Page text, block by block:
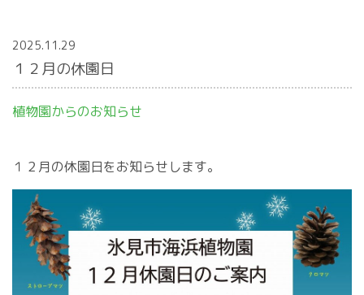
2025.11.29
１２月の休園日
植物園からのお知らせ
１２月の休園日をお知らせします。